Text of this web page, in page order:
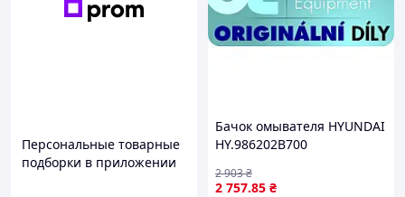
Персональные товарные
подборки в приложении
Бачок омывателя HYUNDAI
HY.986202B700
2 757.85 ₴
2 903₴